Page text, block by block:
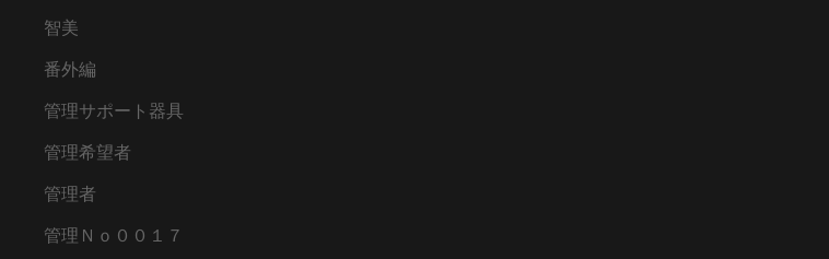
智美
番外編
管理サポート器具
管理希望者
管理者
管理Ｎｏ００１７